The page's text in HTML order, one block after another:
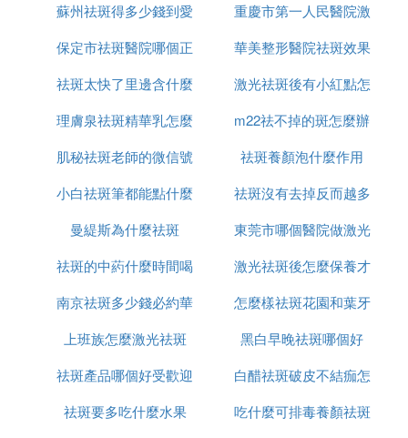
仁京美
用是什麼
蘇州祛斑得多少錢到愛
思特簡介
重慶市第一人民醫院激
光祛斑怎麼樣
保定市祛斑醫院哪個正
規
華美整形醫院祛斑效果
怎麼樣
祛斑太快了里邊含什麼
成分
激光祛斑後有小紅點怎
麼回事
理膚泉祛斑精華乳怎麼
用
m22祛不掉的斑怎麼辦
肌秘祛斑老師的微信號
是多少
祛斑養顏泡什麼作用
小白祛斑筆都能點什麼
祛斑沒有去掉反而越多
怎麼辦
曼緹斯為什麼祛斑
東莞市哪個醫院做激光
祛斑好
祛斑的中葯什麼時間喝
最好
激光祛斑後怎麼保養才
恢復的好
南京祛斑多少錢必約華
美n高效
怎麼樣祛斑花園和葉牙
上班族怎麼激光祛斑
黑白早晚祛斑哪個好
祛斑產品哪個好受歡迎
美姿爾
白醋祛斑破皮不結痂怎
麼辦
祛斑要多吃什麼水果
吃什麼可排毒養顏祛斑